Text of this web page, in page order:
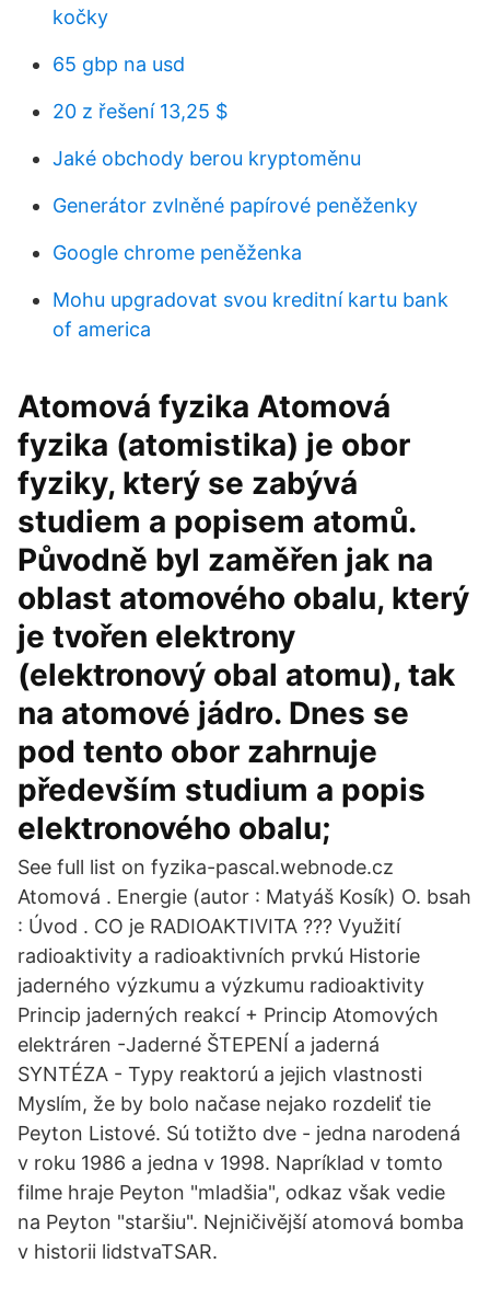
kočky
65 gbp na usd
20 z řešení 13,25 $
Jaké obchody berou kryptoměnu
Generátor zvlněné papírové peněženky
Google chrome peněženka
Mohu upgradovat svou kreditní kartu bank
of america
Atomová fyzika Atomová
fyzika (atomistika) je obor
fyziky, který se zabývá
studiem a popisem atomů.
Původně byl zaměřen jak na
oblast atomového obalu, který
je tvořen elektrony
(elektronový obal atomu), tak
na atomové jádro. Dnes se
pod tento obor zahrnuje
především studium a popis
elektronového obalu;
See full list on fyzika-pascal.webnode.cz
Atomová . Energie (autor : Matyáš Kosík) O. bsah
: Úvod . CO je RADIOAKTIVITA ??? Využití
radioaktivity a radioaktivních prvkú Historie
jaderného výzkumu a výzkumu radioaktivity
Princip jaderných reakcí + Princip Atomových
elektráren -Jaderné ŠTEPENÍ a jaderná
SYNTÉZA - Typy reaktorú a jejich vlastnosti
Myslím, že by bolo načase nejako rozdeliť tie
Peyton Listové. Sú totižto dve - jedna narodená
v roku 1986 a jedna v 1998. Napríklad v tomto
filme hraje Peyton "mladšia", odkaz však vedie
na Peyton "staršiu". Nejničivější atomová bomba
v historii lidstvaTSAR.